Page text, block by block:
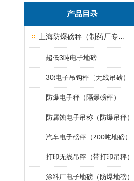
产品目录
上海防爆磅秤（制药厂专用）
超低3吨电子地磅
30t电子吊钩秤（无线吊磅）
防爆电子秤（隔爆磅秤）
防腐蚀电子吊称（防爆吊秤）
汽车电子磅秤（200吨地磅）
打印无线吊秤（带打印吊秤）
涂料厂电子地磅（防爆地磅）